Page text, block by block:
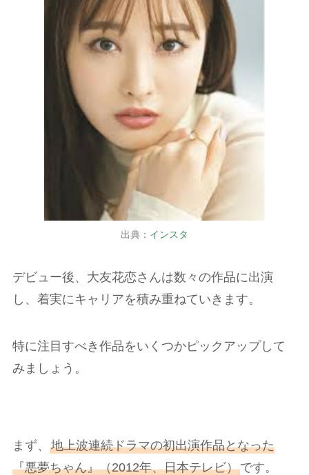
出典： インスタ
デビュー後、大友花恋さんは数々の作品に出演
し、着実にキャリアを積み重ねていきます。
特に注目すべき作品をいくつかピックアップして
みましょう。
まず、 地上波連続ドラマの初出演作品となった
『悪夢ちゃん』（2012年、日本テレビ）です。